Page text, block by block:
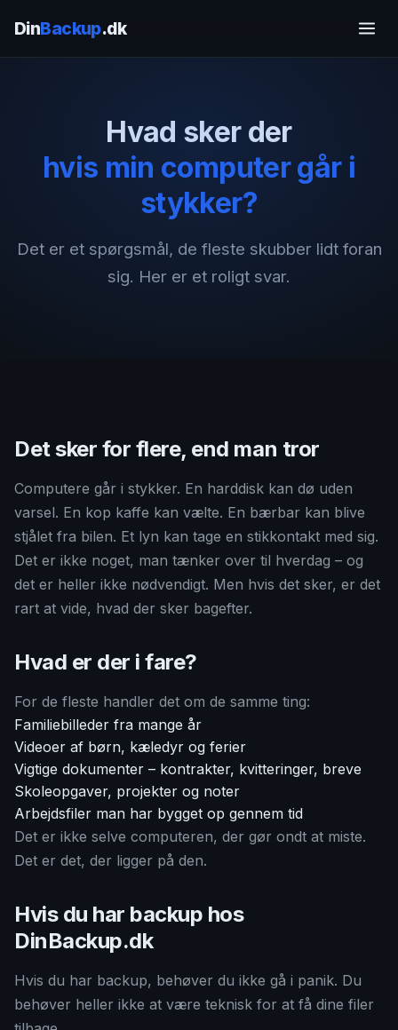
DinBackup.dk
Hvad sker der
hvis min computer går i
stykker?
Det er et spørgsmål, de fleste skubber lidt foran
sig. Her er et roligt svar.
Det sker for flere, end man tror
Computere går i stykker. En harddisk kan dø uden
varsel. En kop kaffe kan vælte. En bærbar kan blive
stjålet fra bilen. Et lyn kan tage en stikkontakt med sig.
Det er ikke noget, man tænker over til hverdag – og
det er heller ikke nødvendigt. Men hvis det sker, er det
rart at vide, hvad der sker bagefter.
Hvad er der i fare?
For de fleste handler det om de samme ting:
Familiebilleder fra mange år
Videoer af børn, kæledyr og ferier
Vigtige dokumenter – kontrakter, kvitteringer, breve
Skoleopgaver, projekter og noter
Arbejdsfiler man har bygget op gennem tid
Det er ikke selve computeren, der gør ondt at miste.
Det er det, der ligger på den.
Hvis du har backup hos
DinBackup.dk
Hvis du har backup, behøver du ikke gå i panik. Du
behøver heller ikke at være teknisk for at få dine filer